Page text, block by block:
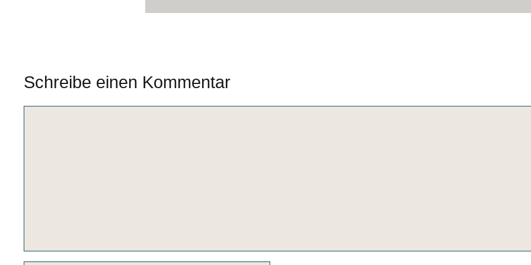
Schreibe einen Kommentar